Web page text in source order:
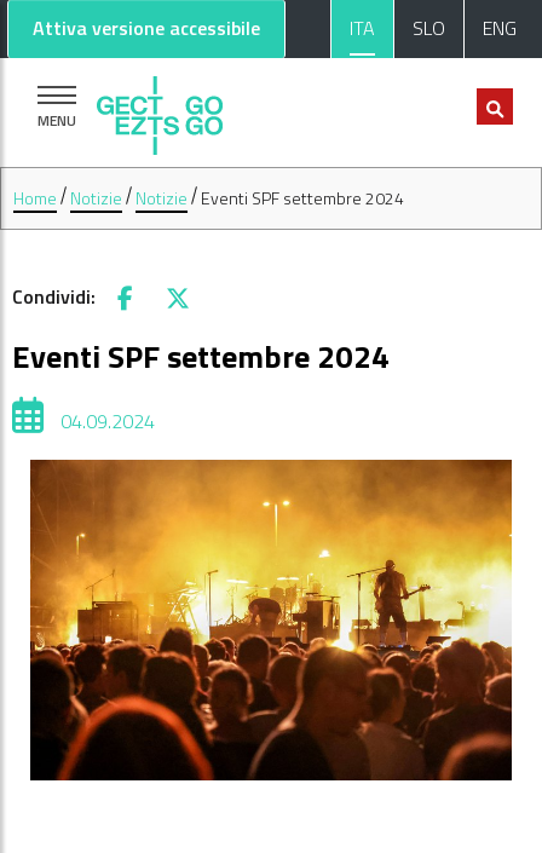
Vai al contenuto principale
Vai al footer
Attiva versione accessibile ITA SLO ENG
MENU
Home Notizie Notizie Eventi SPF settembre 2024
Condividi: Facebook
X
Eventi SPF settembre 2024
04.09.2024